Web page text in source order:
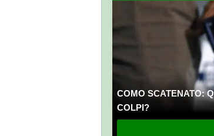
COMO SCATENATO:
COLPI?